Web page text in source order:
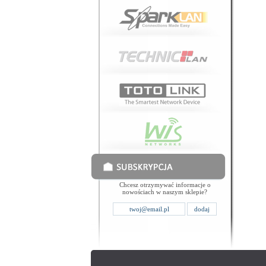
Chcesz otrzymywać informacje o
nowościach w naszym sklepie?